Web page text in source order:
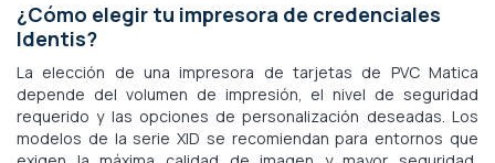
¿Cómo elegir tu impresora de credenciales
Identis?
La elección de una impresora de tarjetas de PVC Matica
depende del volumen de impresión, el nivel de seguridad
requerido y las opciones de personalización deseadas. Los
modelos de la serie XID se recomiendan para entornos que